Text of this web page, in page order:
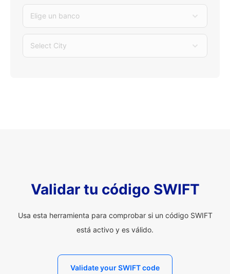
Elige un banco
Select City
Validar tu código SWIFT
Usa esta herramienta para comprobar si un código SWIFT
está activo y es válido.
Validate your SWIFT code